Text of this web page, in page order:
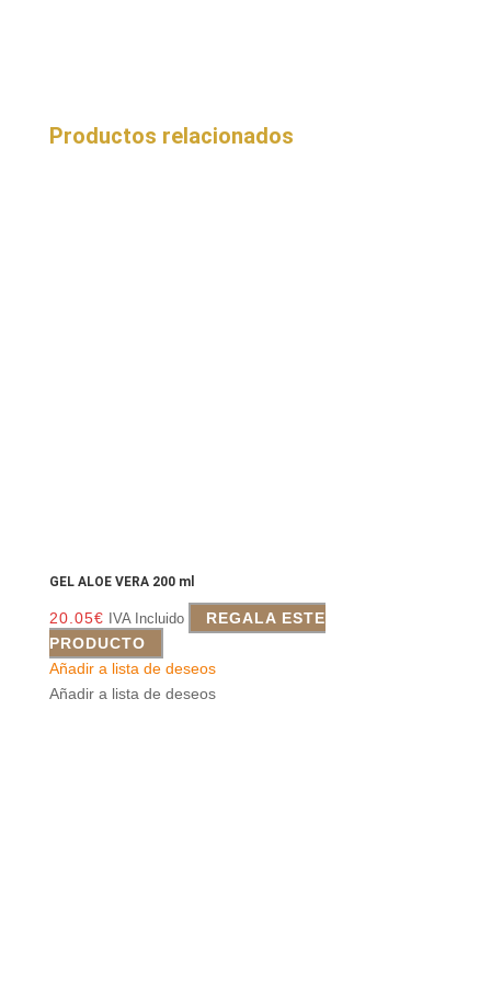
Productos relacionados
GEL ALOE VERA 200 ml
20.05€ IVA Incluido
REGALA ESTE
PRODUCTO
Añadir a lista de deseos
Añadir a lista de deseos